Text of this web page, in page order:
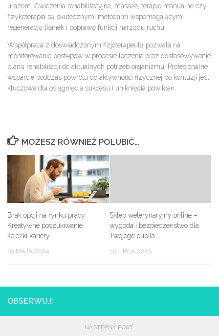
urazom. Ćwiczenia rehabilitacyjne, masaże, terapie manualne czy
fizykoterapia są skutecznymi metodami wspomagającymi
regenerację tkanek i poprawę funkcji narządu ruchu.
Współpraca z doświadczonym fizjoterapeutą pozwala na
monitorowanie postępów w procesie leczenia oraz dostosowywanie
planu rehabilitacji do aktualnych potrzeb organizmu. Profesjonalne
wsparcie podczas powrotu do aktywności fizycznej po kontuzji jest
kluczowe dla osiągnięcia sukcesu i uniknięcia powikłań.
MOŻESZ RÓWNIEŻ POLUBIĆ…
Brak opcji na rynku pracy:
Kreatywne poszukiwanie
ścieżki kariery
19 MAJA 2024
Sklep weterynaryjny online –
wygoda i bezpieczeństwo dla
Twojego pupila
15 LIPCA 2025
OBSERWUJ:
NASTĘPNY POST